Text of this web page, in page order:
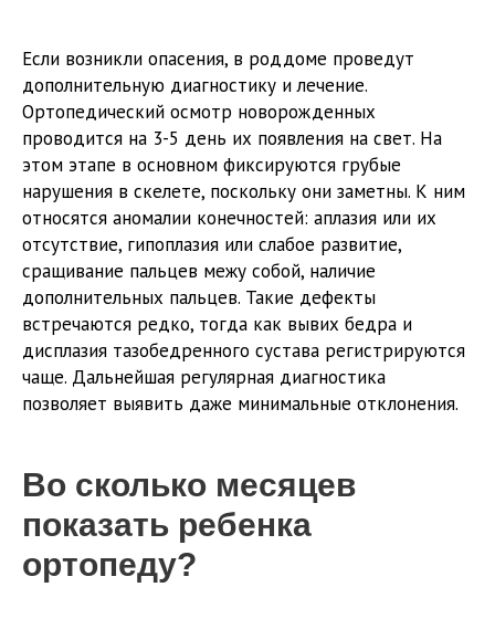
Если возникли опасения, в роддоме проведут
дополнительную диагностику и лечение.
Ортопедический осмотр новорожденных
проводится на 3-5 день их появления на свет. На
этом этапе в основном фиксируются грубые
нарушения в скелете, поскольку они заметны. К ним
относятся аномалии конечностей: аплазия или их
отсутствие, гипоплазия или слабое развитие,
сращивание пальцев межу собой, наличие
дополнительных пальцев. Такие дефекты
встречаются редко, тогда как вывих бедра и
дисплазия тазобедренного сустава регистрируются
чаще. Дальнейшая регулярная диагностика
позволяет выявить даже минимальные отклонения.
Во сколько месяцев
показать ребенка
ортопеду?